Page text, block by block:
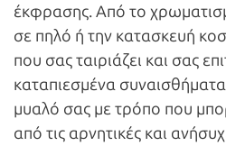
έκφρασης. Από το
σε πηλό ή την κατασκευή
που σας ταιριάζει και σας
καταπιεσμένα
μυαλό σας με τρόπο που
από τις αρνητικές και